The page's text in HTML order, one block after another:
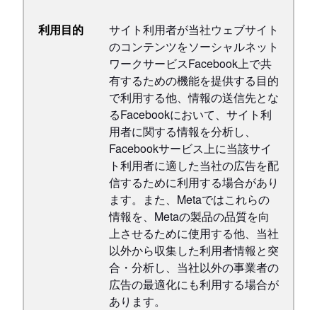
利用目的
サイト利用者が当社ウェブサイト
のコンテンツをソーシャルネット
ワークサービスFacebook上で共
有するための機能を提供する目的
で利用する他、情報の送信先とな
るFacebookにおいて、サイト利
用者に関する情報を分析し、
Facebookサービス上に当該サイ
ト利用者に適した当社の広告を配
信するために利用する場合があり
ます。また、Metaではこれらの
情報を、Metaの製品の品質を向
上させるために使用する他、当社
以外から収集した利用者情報と突
合・分析し、当社以外の事業者の
広告の最適化にも利用する場合が
あります。